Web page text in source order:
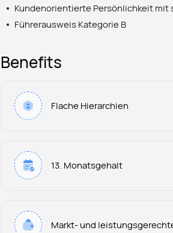
Kundenorientierte Persönlichkeit mit
Führerausweis Kategorie B
Benefits
Flache Hierarchien
13. Monatsgehalt
Markt- und